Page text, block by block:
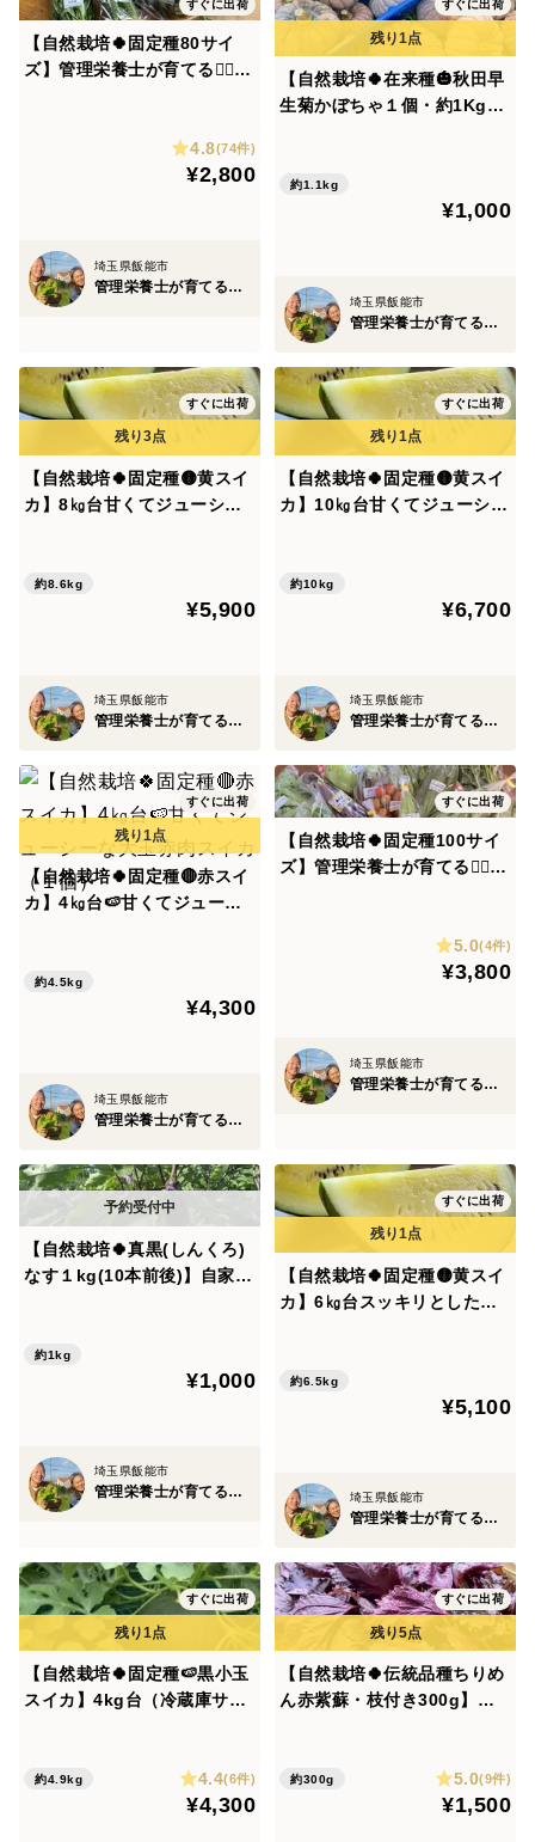
すぐに出荷
【自然栽培🍀固定種80サイ
ズ】管理栄養士が育てる🧑‍⚕️朝
4.8(74件)
¥2,800
埼玉県飯能市
管理栄養士が育てる固定種/在来種のお野菜・自然栽培ナチュベジ＊ウィル
すぐに出荷
【自然栽培🍀在来種🎃秋田早
生菊かぼちゃ１個・約1Kg】
約1.1kg
¥1,000
埼玉県飯能市
管理栄養士が育てる固定種/在来種のお野菜・自然栽培ナチュベジ＊ウィル
すぐに出荷
【自然栽培🍀固定種🟡黄スイ
カ】8㎏台甘くてジューシー
約8.6kg
¥5,900
埼玉県飯能市
管理栄養士が育てる固定種/在来種のお野菜・自然栽培ナチュベジ＊ウィル
すぐに出荷
【自然栽培🍀固定種🟡黄スイ
カ】10㎏台甘くてジューシー
約10kg
¥6,700
埼玉県飯能市
管理栄養士が育てる固定種/在来種のお野菜・自然栽培ナチュベジ＊ウィル
すぐに出荷
【自然栽培🍀固定種🔴赤スイ
カ】4㎏台🍉甘くてジューシ
約4.5kg
¥4,300
埼玉県飯能市
管理栄養士が育てる固定種/在来種のお野菜・自然栽培ナチュベジ＊ウィル
すぐに出荷
【自然栽培🍀固定種100サイ
ズ】管理栄養士が育てる🧑‍⚕️朝
5.0(4件)
¥3,800
埼玉県飯能市
管理栄養士が育てる固定種/在来種のお野菜・自然栽培ナチュベジ＊ウィル
【自然栽培🍀真黒(しんくろ)
なす１kg(10本前後)】自家採
何でも美味しい！
約1kg
¥1,000
埼玉県飯能市
管理栄養士が育てる固定種/在来種のお野菜・自然栽培ナチュベジ＊ウィル
すぐに出荷
【自然栽培🍀固定種🟡黄スイ
カ】6㎏台スッキリとした甘
約6.5kg
¥5,100
埼玉県飯能市
管理栄養士が育てる固定種/在来種のお野菜・自然栽培ナチュベジ＊ウィル
すぐに出荷
【自然栽培🍀固定種🍉黒小玉
スイカ】4kg台（冷蔵庫サイ
約4.9kg 4.4(6件)
¥4,300
すぐに出荷
【自然栽培🍀伝統品種ちりめ
ん赤紫蘇・枝付き300g】梅
約300g 5.0(9件)
¥1,500